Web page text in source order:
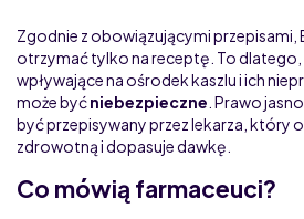
Zgodnie z obowiązującymi przepisami,
otrzymać tylko na receptę. To dlatego,
wpływające na ośrodek kaszlu i ich
może byćniebezpieczne . Prawo
być przepisywany przez lekarza, który
zdrowotną i dopasuje dawkę.
Co mówią farmaceuci?